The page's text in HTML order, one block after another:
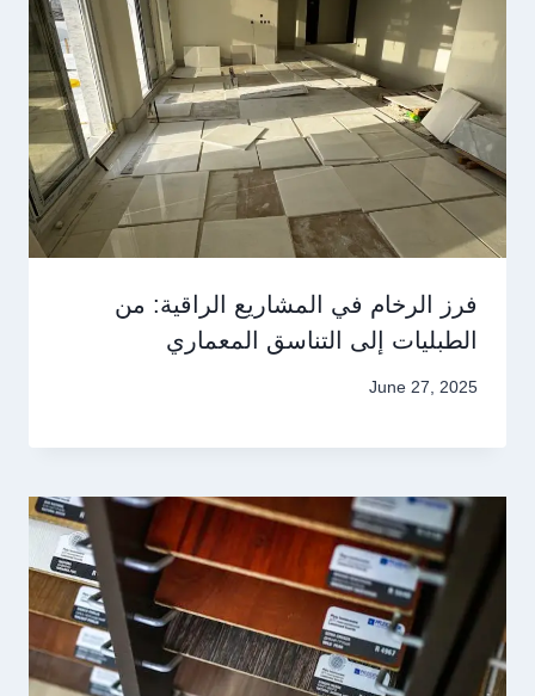
فرز الرخام في المشاريع الراقية: من
الطبليات إلى التناسق المعماري
June 27, 2025